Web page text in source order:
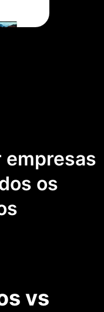
empresas
os
vs